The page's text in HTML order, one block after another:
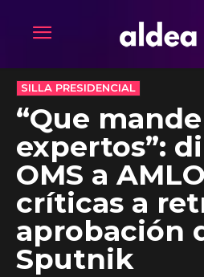
SILLA PRESIDENCIAL
“Que
expertos”:
OMS a
críticas a
aprobación
Sputnik